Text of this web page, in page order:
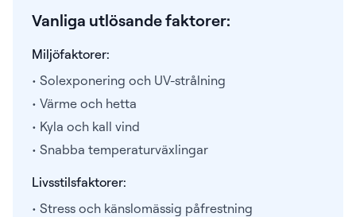
Vanliga utlösande faktorer:
Miljöfaktorer:
• Solexponering och UV-strålning
• Värme och hetta
• Kyla och kall vind
• Snabba temperaturväxlingar
Livsstilsfaktorer:
• Stress och känslomässig påfrestning